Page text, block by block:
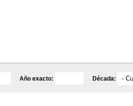
Año exacto: Década: